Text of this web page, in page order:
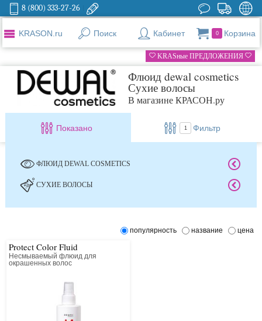
8 (800) 333-27-26
KRASON.ru Поиск Кабинет 0 Корзина
KRASные ПРЕДЛОЖЕНИЯ
Флюид dewal cosmetics
Сухие волосы
В магазине КРАСОН.ру
Показано 1 Фильтр
ФЛЮИД DEWAL COSMETICS
СУХИЕ ВОЛОСЫ
популярность название цена
Protect Color Fluid
Несмываемый флюид для
окрашенных волос